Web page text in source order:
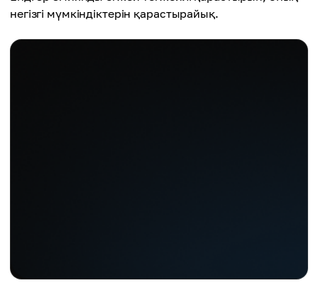
негізгі мүмкіндіктерін қарастырайық.